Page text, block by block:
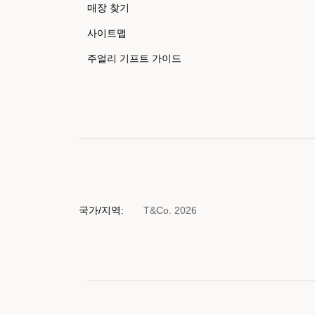
매장 찾기
사이트맵
주얼리 기프트 가이드
T&Co. 2026
국가/지역: